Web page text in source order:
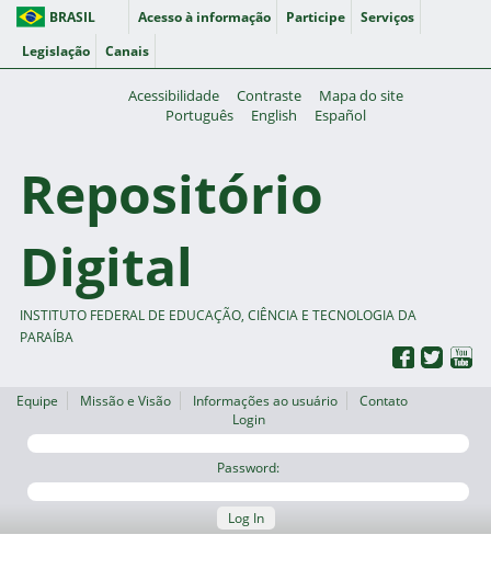
BRASIL Acesso à informação Participe
Serviços
Legislação
Canais
Acessibilidade Contraste
Mapa do site
Português
English Español
Repositório
Digital
INSTITUTO FEDERAL DE EDUCAÇÃO, CIÊNCIA E TECNOLOGIA DA
PARAÍBA
Equipe Missão e Visão Informações ao usuário
Contato
Login
Password:
Log In